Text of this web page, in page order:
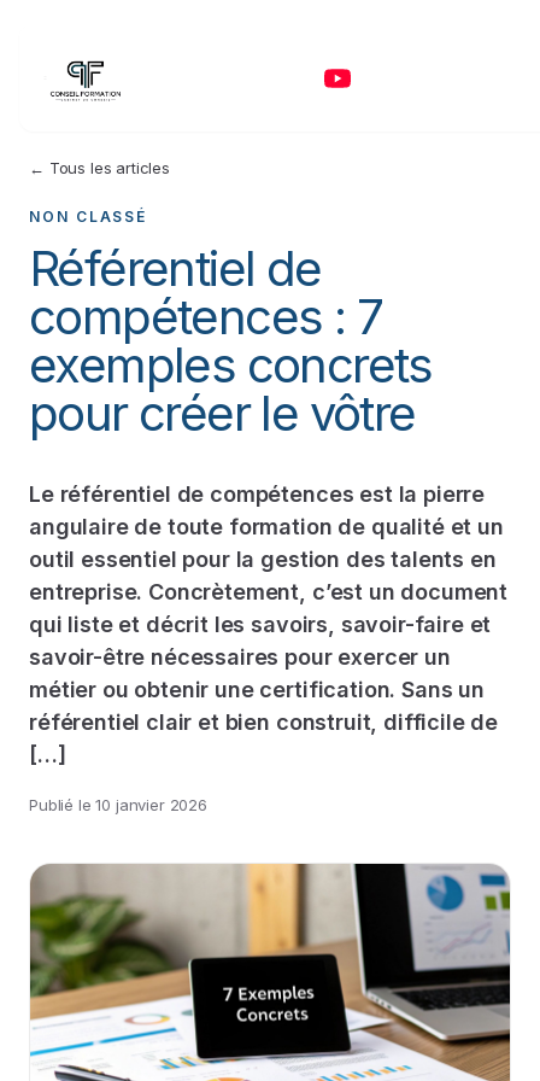
← Tous les articles
NON CLASSÉ
Référentiel de
compétences : 7
exemples concrets
pour créer le vôtre
Le référentiel de compétences est la pierre
angulaire de toute formation de qualité et un
outil essentiel pour la gestion des talents en
entreprise. Concrètement, c’est un document
qui liste et décrit les savoirs, savoir-faire et
savoir-être nécessaires pour exercer un
métier ou obtenir une certification. Sans un
référentiel clair et bien construit, difficile de
[…]
Publié le10 janvier 2026